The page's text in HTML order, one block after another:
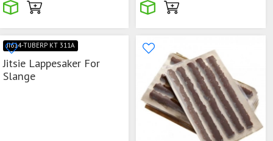
JI614-TUBERP KT 311A
Jitsie Lappesaker For
Slange